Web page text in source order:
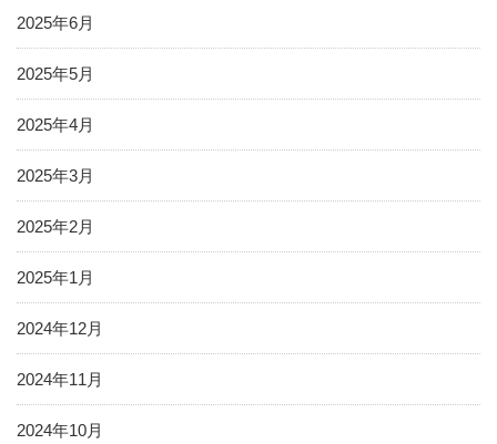
2025年6月
2025年5月
2025年4月
2025年3月
2025年2月
2025年1月
2024年12月
2024年11月
2024年10月